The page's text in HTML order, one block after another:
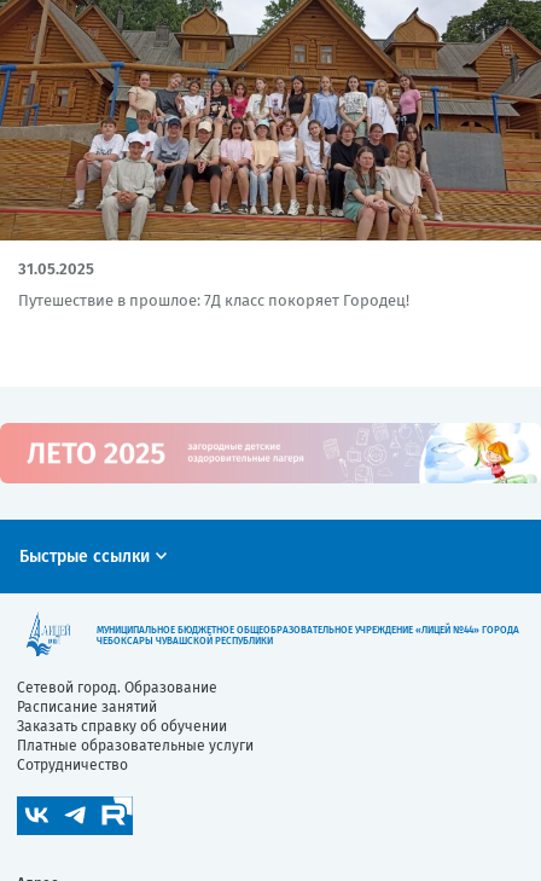
31.05.2025
Путешествие в прошлое: 7Д класс покоряет Городец!
Быстрые ссылки
МУНИЦИПАЛЬНОЕ БЮДЖЕТНОЕ ОБЩЕОБРАЗОВАТЕЛЬНОЕ УЧРЕЖДЕНИЕ «ЛИЦЕЙ №44» ГОРОДА
ЧЕБОКСАРЫ ЧУВАШСКОЙ РЕСПУБЛИКИ
Сетевой город. Образование
Расписание занятий
Заказать справку об обучении
Платные образовательные услуги
Сотрудничество